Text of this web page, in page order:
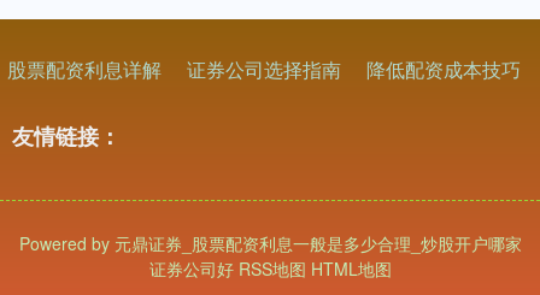
国债指数 229.69 +0.10 +0.04%
股票配资利息详解 证券公司选择指南 降低配资成本技巧
友情链接：
Powered by 元鼎证券_股票配资利息一般是多少合理_炒股开户哪家
证券公司好 RSS地图 HTML地图